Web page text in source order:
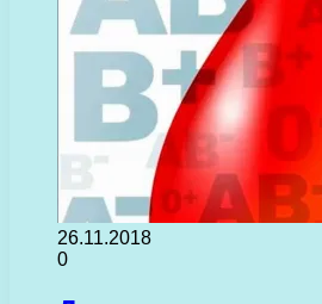
26.11.2018
0